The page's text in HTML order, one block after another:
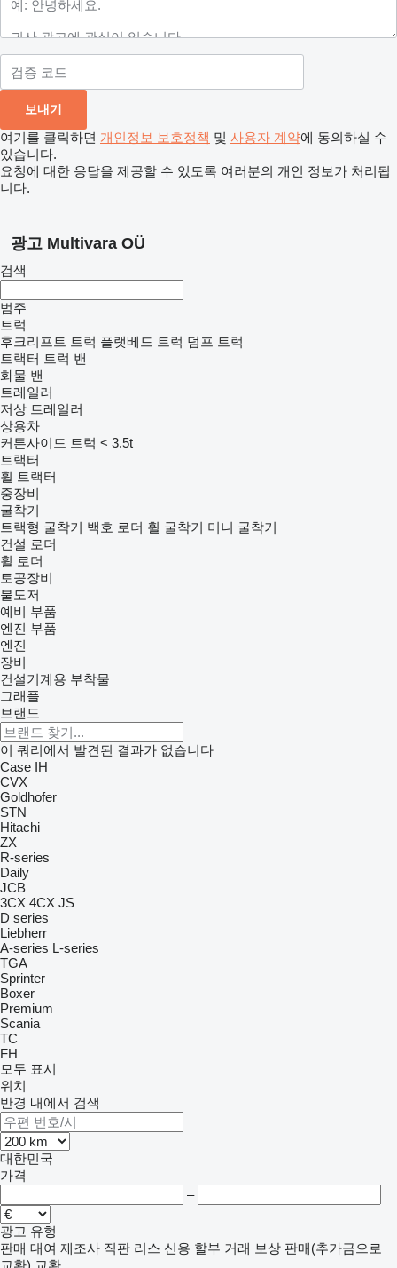
여기를 클릭하면 개인정보 보호정책 및 사용자 계약에 동의하실 수
있습니다.
요청에 대한 응답을 제공할 수 있도록 여러분의 개인 정보가 처리됩
니다.
광고 Multivara OÜ
검색
범주
트럭
후크리프트 트럭 플랫베드 트럭 덤프 트럭
트랙터 트럭 밴
화물 밴
트레일러
저상 트레일러
상용차
커튼사이드 트럭 < 3.5t
트랙터
휠 트랙터
중장비
굴착기
트랙형 굴착기 백호 로더 휠 굴착기 미니 굴착기
건설 로더
휠 로더
토공장비
불도저
예비 부품
엔진 부품
엔진
장비
건설기계용 부착물
그래플
브랜드
이 쿼리에서 발견된 결과가 없습니다
Case IH
CVX
Goldhofer
STN
Hitachi
ZX
R-series
Daily
JCB
3CX 4CX JS
D series
Liebherr
A-series L-series
TGA
Sprinter
Boxer
Premium
Scania
TC
FH
모두 표시
위치
반경 내에서 검색
대한민국
가격
–
광고 유형
판매 대여 제조사 직판 리스 신용 할부 거래 보상 판매(추가금으로
교환) 교환